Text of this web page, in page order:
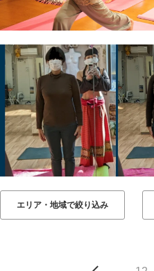
エリア・地域で絞り込み